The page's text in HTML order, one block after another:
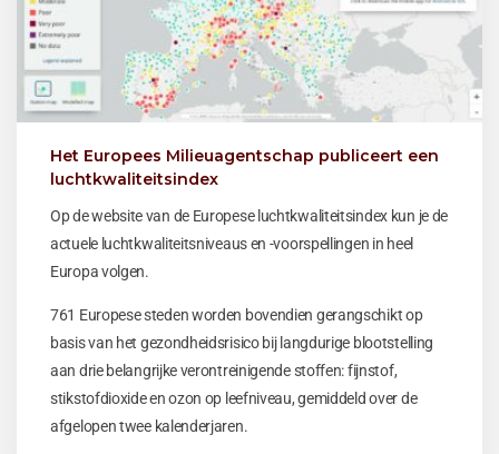
Het Europees Milieuagentschap publiceert een
luchtkwaliteitsindex
Op de website van de Europese luchtkwaliteitsindex kun je de
actuele luchtkwaliteitsniveaus en -voorspellingen in heel
Europa volgen.
761 Europese steden worden bovendien gerangschikt op
basis van het gezondheidsrisico bij langdurige blootstelling
aan drie belangrijke verontreinigende stoffen: fijnstof,
stikstofdioxide en ozon op leefniveau, gemiddeld over de
afgelopen twee kalenderjaren.